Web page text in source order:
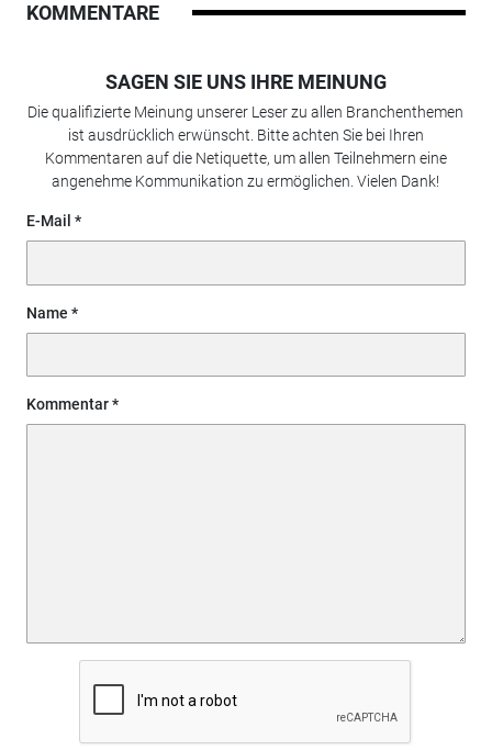
KOMMENTARE
SAGEN SIE UNS IHRE MEINUNG
Die qualifizierte Meinung unserer Leser zu allen Branchenthemen
ist ausdrücklich erwünscht. Bitte achten Sie bei Ihren
Kommentaren auf die Netiquette, um allen Teilnehmern eine
angenehme Kommunikation zu ermöglichen. Vielen Dank!
E-Mail
Name
Kommentar